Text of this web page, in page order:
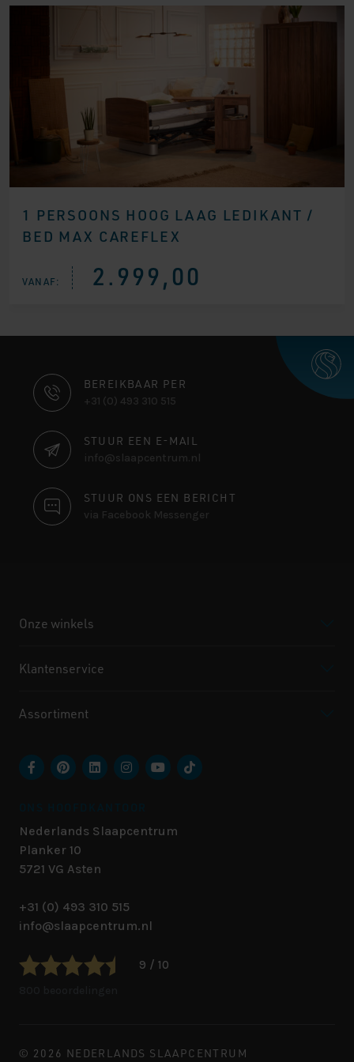
1 PERSOONS HOOG LAAG LEDIKANT /
BED MAX CAREFLEX
VANAF: 2.999,00
CONTACT
INFORMATIE
BEREIKBAAR PER
+31 (0) 493 310 515
STUUR EEN E-MAIL
info@slaapcentrum.nl
STUUR ONS EEN BERICHT
via Facebook Messenger
Onze winkels
Klantenservice
Assortiment
Nederlands Slaapcentrum
Planker 10
5721 VG Asten
+31 (0) 493 310 515
info@slaapcentrum.nl
9 / 10
© 2026 NEDERLANDS SLAAPCENTRUM